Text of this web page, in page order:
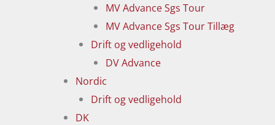
MV Advance Sgs Tour
MV Advance Sgs Tour Tillæg
Drift og vedligehold
DV Advance
Nordic
Drift og vedligehold
DK